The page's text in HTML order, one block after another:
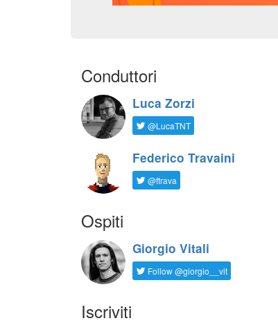
Conduttori
Luca Zorzi
@LucaTNT
Federico Travaini
@ftrava
Ospiti
Giorgio Vitali
Follow @giorgio__vit
Iscriviti